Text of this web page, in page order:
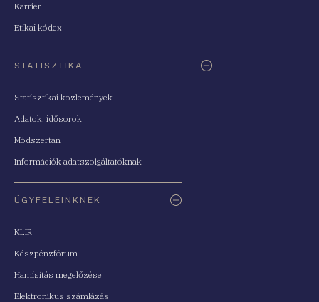
Karrier
Etikai kódex
STATISZTIKA
Statisztikai közlemények
Adatok, idősorok
Módszertan
Információk adatszolgáltatóknak
ÜGYFELEINKNEK
KLIR
Készpénzfórum
Hamisítás megelőzése
Elektronikus számlázás